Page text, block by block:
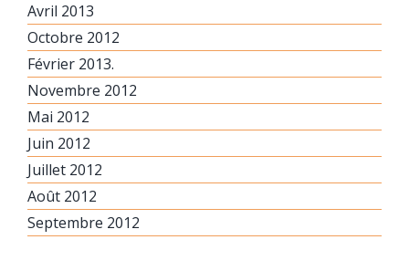
Avril 2013
Octobre 2012
Février 2013.
Novembre 2012
Mai 2012
Juin 2012
Juillet 2012
Août 2012
Septembre 2012